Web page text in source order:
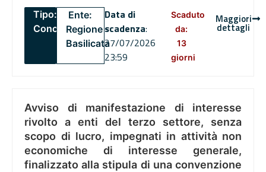
Tipo:
Concorsi
Ente:
Regione
Basilicata
Data di
scadenza:
27/07/2026
23:59
Scaduto
da:
13
giorni
Maggiori
dettagli
Avviso di manifestazione di interesse
rivolto a enti del terzo settore, senza
scopo di lucro, impegnati in attività non
economiche di interesse generale,
finalizzato alla stipula di una convenzione